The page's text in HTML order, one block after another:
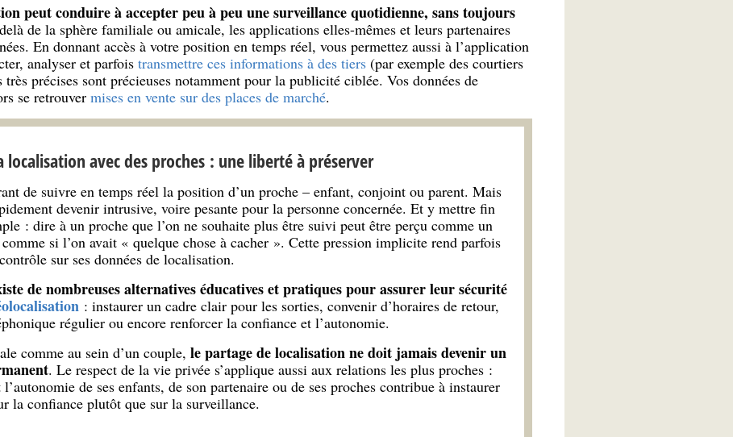
peut conduire à accepter peu à peu une surveillance quotidienne, sans toujours
de la sphère familiale ou amicale, les applications elles-mêmes et leurs partenaires
En donnant accès à votre position en temps réel, vous permettez aussi à l’application
analyser et parfois transmettre ces informations à des tiers(par exemple des courtiers
très précises sont précieuses notamment pour la publicité ciblée. Vos données de
se retrouvermises en vente sur des places de marché.
localisation avec des proches : une liberté à préserver
de suivre en temps réel la position d’un proche – enfant, conjoint ou parent. Mais
devenir intrusive, voire pesante pour la personne concernée. Et y mettre fin
: dire à un proche que l’on ne souhaite plus être suivi peut être perçu comme un
si l’on avait « quelque chose à cacher ». Cette pression implicite rend parfois
sur ses données de localisation.
de nombreuses alternatives éducatives et pratiques pour assurer leur sécurité
: instaurer un cadre clair pour les sorties, convenir d’horaires de retour,
régulier ou encore renforcer la confiance et l’autonomie.
comme au sein d’un couple, le partage de localisation ne doit jamais devenir un
. Le respect de la vie privée s’applique aussi aux relations les plus proches :
de ses enfants, de son partenaire ou de ses proches contribue à instaurer
la confiance plutôt que sur la surveillance.